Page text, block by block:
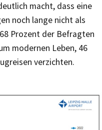
macht, dass eine
noch lange nicht als
Prozent der Befragten
modernen Leben, 46
verzichten.